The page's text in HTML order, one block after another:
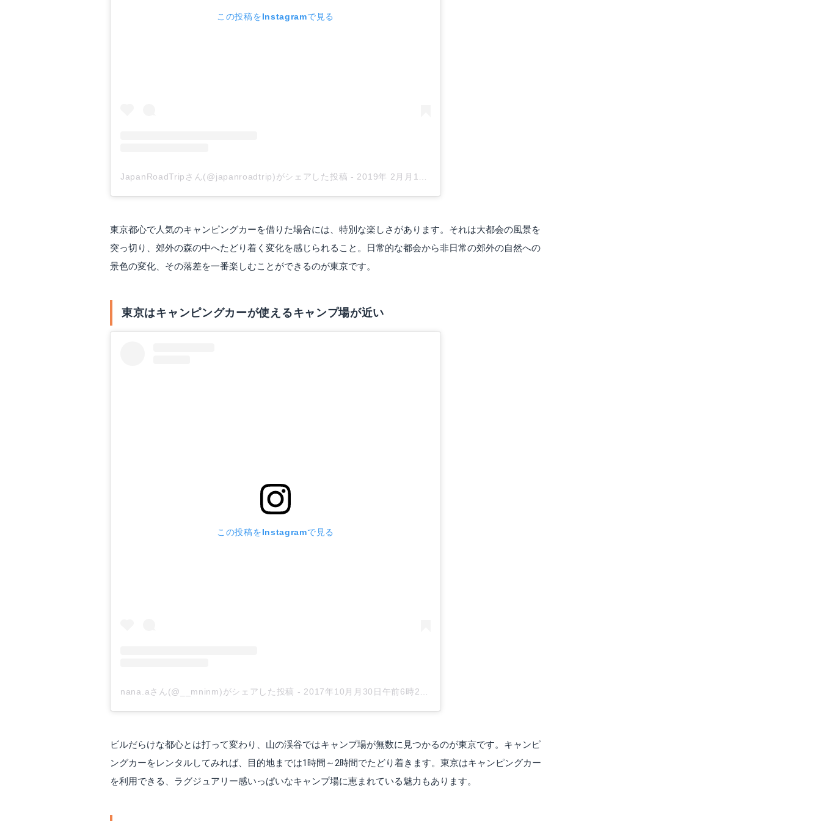
この投稿をInstagramで見る
JapanRoadTripさん(@japanroadtrip)がシェアした投稿 - 2019年 2月月16日午後9時10分PST
東京都心で人気のキャンピングカーを借りた場合には、特別な楽しさがあります。それは大都会の風景を
突っ切り、郊外の森の中へたどり着く変化を感じられること。日常的な都会から非日常の郊外の自然への
景色の変化、その落差を一番楽しむことができるのが東京です。
東京はキャンピングカーが使えるキャンプ場が近い
この投稿をInstagramで見る
nana.aさん(@__mninm)がシェアした投稿 - 2017年10月月30日午前6時29分PDT
ビルだらけな都心とは打って変わり、山の渓谷ではキャンプ場が無数に見つかるのが東京です。キャンピ
ングカーをレンタルしてみれば、目的地までは1時間～2時間でたどり着きます。東京はキャンピングカー
を利用できる、ラグジュアリー感いっぱいなキャンプ場に恵まれている魅力もあります。